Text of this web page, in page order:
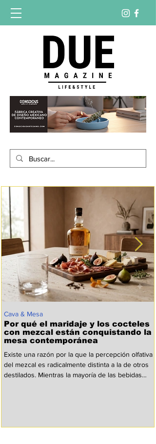
Por qué el maridaje y los cocteles
con mezcal están conquistando la
mesa contemporánea
Existe una razón por la que la percepción olfativa
del mezcal es radicalmente distinta a la de otros
destilados. Mientras la mayoría de las bebidas
terpenos, pirazinas y compuestos fenólicos que
Cava & Mesa